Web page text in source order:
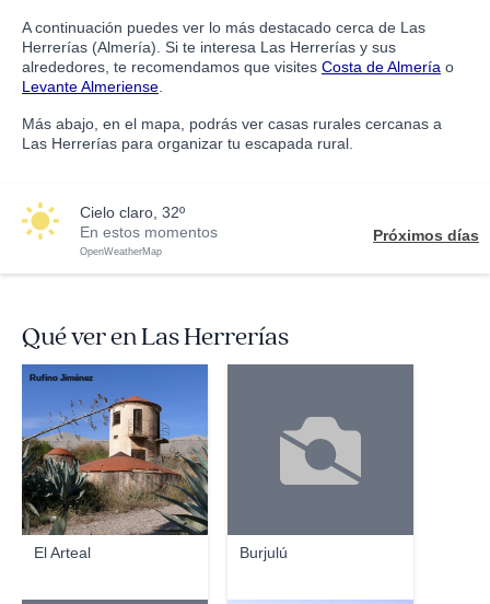
A continuación puedes ver lo más destacado cerca de Las
Herrerías (Almería). Si te interesa Las Herrerías y sus
alrededores, te recomendamos que visites Costa de Almería o
Levante Almeriense
Más abajo, en el mapa, podrás ver casas rurales cercanas a
Las Herrerías para organizar tu escapada rural.
cielo claro, 32º
En estos momentos
OpenWeatherMap
Próximos días
Qué ver en Las Herrerías
El Arteal
Rufino Jiménez
Burjulú